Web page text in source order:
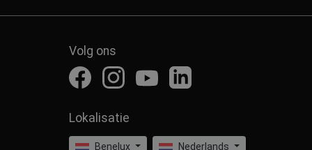
Volg ons
Lokalisatie
Benelux Nederlands